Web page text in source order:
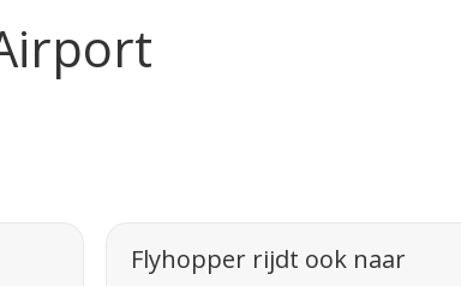
Flyhopper rijdt ook naar